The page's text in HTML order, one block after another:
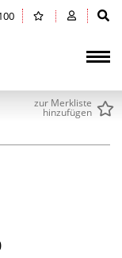
zur Merkliste
hinzufügen